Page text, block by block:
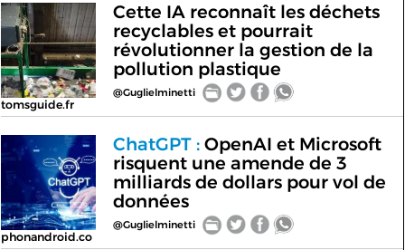
tomsguide.fr
Cette IA reconnaît les déchets
recyclables et pourrait
révolutionner la gestion de la
pollution plastique
@Guglielminetti
phonandroid.co
ChatGPT :OpenAI et Microsoft
risquent une amende de 3
milliards de dollars pour vol de
données
@Guglielminetti